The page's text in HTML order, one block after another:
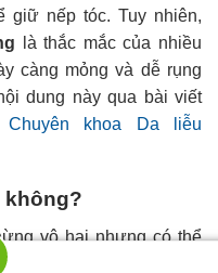
tóc. Tuy nhiên,vuốt tóc
nhiều người, đặc biệt
rụng hơn. Cùng tìm hiểu
viết dưới đây củaPhòng
.
vô hại nhưng có thể gây
mái tóc nếu lặp lại
có bị hói không? Câu trả